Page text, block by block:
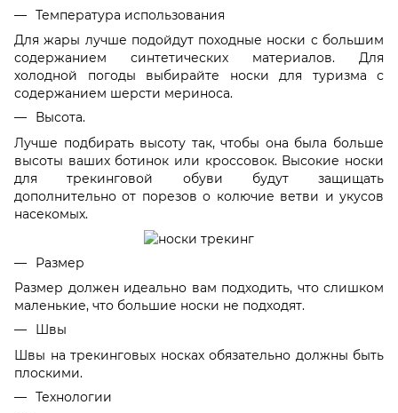
Температура использования
Для жары лучше подойдут походные носки с большим
содержанием синтетических материалов. Для
холодной погоды выбирайте носки для туризма с
содержанием шерсти мериноса.
Высота.
Лучше подбирать высоту так, чтобы она была больше
высоты ваших ботинок или кроссовок. Высокие носки
для трекинговой обуви будут защищать
дополнительно от порезов о колючие ветви и укусов
насекомых.
Размер
Размер должен идеально вам подходить, что слишком
маленькие, что большие носки не подходят.
Швы
Швы на трекинговых носках обязательно должны быть
плоскими.
Технологии